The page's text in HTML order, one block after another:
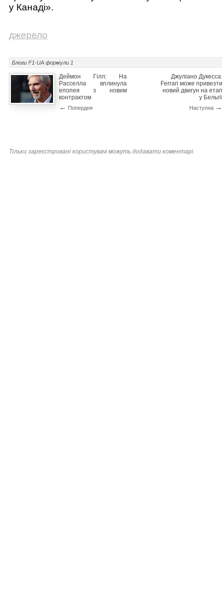
у Канаді».
джерело
Блоги F1-UA формули 1
Деймон Гілл: На
Расселла вплинула
епопея з новим
контрактом
← Попердня
Джуліано Дукесса:
Ferrari може привезти
новий двигун на етап
у Бельгії
Наступна →
Тільки зареєстровані користувачі можуть додавати коментарі.